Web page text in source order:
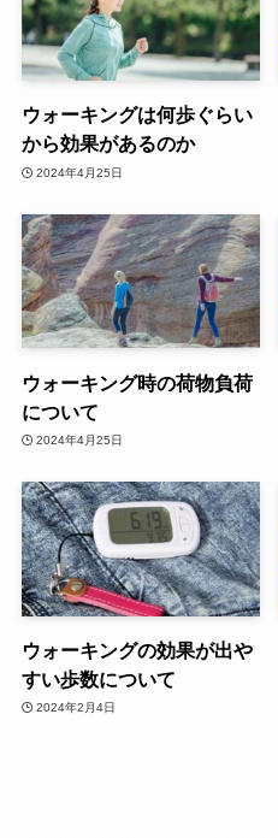
ウォーキングは何歩ぐらい
から効果があるのか
2024年4月25日
ウォーキング時の荷物負荷
について
2024年4月25日
ウォーキングの効果が出や
すい歩数について
2024年2月4日